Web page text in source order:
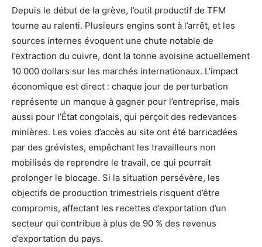
Depuis le début de la grève, l’outil productif de TFM
tourne au ralenti. Plusieurs engins sont à l’arrêt, et les
sources internes évoquent une chute notable de
l’extraction du cuivre, dont la tonne avoisine actuellement
10 000 dollars sur les marchés internationaux. L’impact
économique est direct : chaque jour de perturbation
représente un manque à gagner pour l’entreprise, mais
aussi pour l’État congolais, qui perçoit des redevances
minières. Les voies d’accès au site ont été barricadées
par des grévistes, empêchant les travailleurs non
mobilisés de reprendre le travail, ce qui pourrait
prolonger le blocage. Si la situation persévère, les
objectifs de production trimestriels risquent d’être
compromis, affectant les recettes d’exportation d’un
secteur qui contribue à plus de 90 % des revenus
d’exportation du pays.